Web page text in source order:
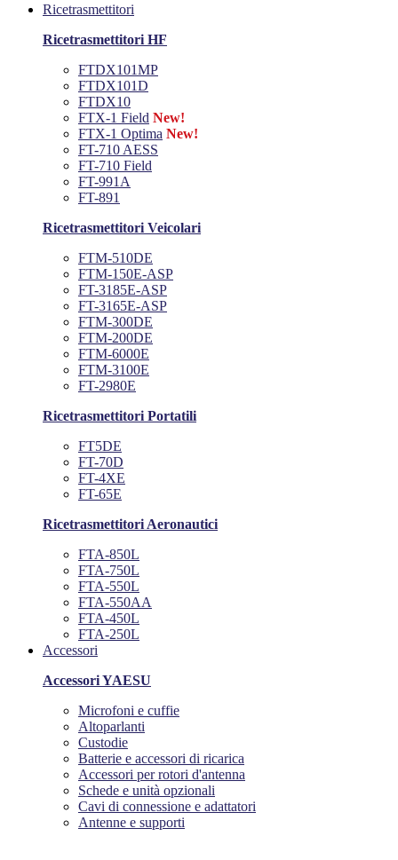
Ricetrasmettitori
Ricetrasmettitori HF
FTDX101MP
FTDX101D
FTDX10
FTX-1 Field New!
FTX-1 Optima New!
FT-710 AESS
FT-710 Field
FT-991A
FT-891
Ricetrasmettitori Veicolari
FTM-510DE
FTM-150E-ASP
FT-3185E-ASP
FT-3165E-ASP
FTM-300DE
FTM-200DE
FTM-6000E
FTM-3100E
FT-2980E
Ricetrasmettitori Portatili
FT5DE
FT-70D
FT-4XE
FT-65E
Ricetrasmettitori Aeronautici
FTA-850L
FTA-750L
FTA-550L
FTA-550AA
FTA-450L
FTA-250L
Accessori
Accessori YAESU
Microfoni e cuffie
Altoparlanti
Custodie
Batterie e accessori di ricarica
Accessori per rotori d'antenna
Schede e unità opzionali
Cavi di connessione e adattatori
Antenne e supporti